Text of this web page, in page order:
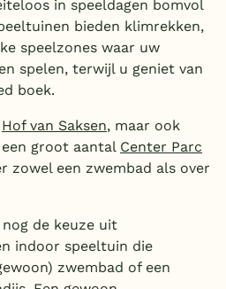
in speeldagen bomvol
bieden klimrekken,
speelzones waar uw
spelen, terwijl u geniet van
boek.
Hof van Saksen, maar ook
een groot aantal Center Parc
zowel een zwembad als over
de keuze uit
indoor speeltuin die
zwembad of een